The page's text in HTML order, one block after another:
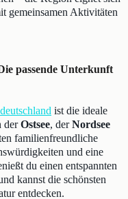
gemeinsamen Aktivitäten
passende Unterkunft
ist die ideale
derOstsee, derNordsee
familienfreundliche
und eine
du einen entspannten
kannst die schönsten
entdecken.